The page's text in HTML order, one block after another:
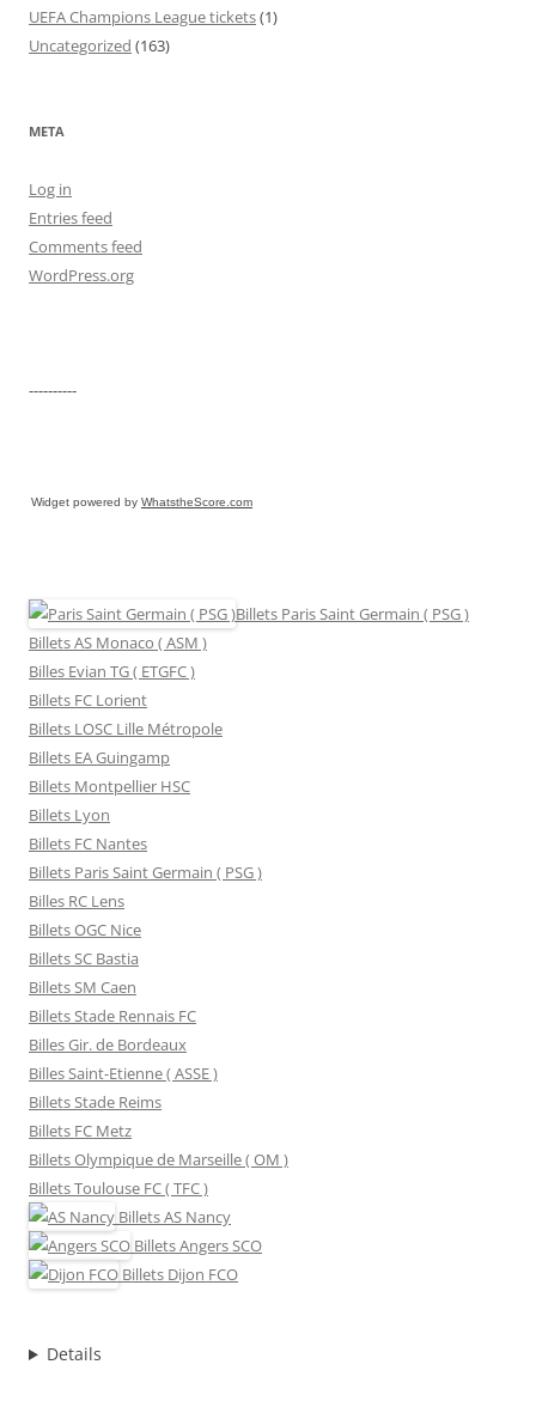
UEFA Champions League tickets(1)
Uncategorized (163)
META
Log in
Entries feed
Comments feed
WordPress.org
----------
Widget powered by WhatstheScore.com
Billets Paris Saint Germain ( PSG )
Billets AS Monaco ( ASM )
Billes Evian TG ( ETGFC )
Billets FC Lorient
Billets LOSC Lille Métropole
Billets EA Guingamp
Billets Montpellier HSC
Billets Lyon
Billets FC Nantes
Billets Paris Saint Germain ( PSG )
Billes RC Lens
Billets OGC Nice
Billets SC Bastia
Billets SM Caen
Billets Stade Rennais FC
Billes Gir. de Bordeaux
Billes Saint-Etienne ( ASSE )
Billets Stade Reims
Billets FC Metz
Billets Olympique de Marseille ( OM )
Billets Toulouse FC ( TFC )
BilletsAS Nancy
BilletsAngers SCO
Billets Dijon FCO
Details